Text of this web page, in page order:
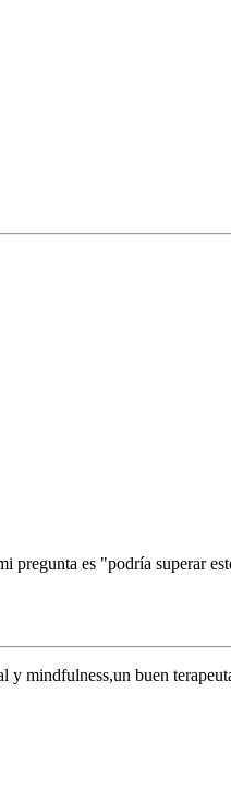
pregunta es "podría superar
mindfulness,un buen